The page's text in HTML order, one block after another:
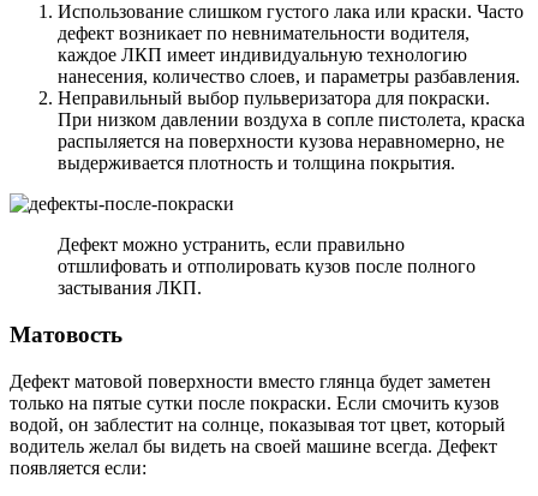
Использование слишком густого лака или краски. Часто
дефект возникает по невнимательности водителя,
каждое ЛКП имеет индивидуальную технологию
нанесения, количество слоев, и параметры разбавления.
Неправильный выбор пульверизатора для покраски.
При низком давлении воздуха в сопле пистолета, краска
распыляется на поверхности кузова неравномерно, не
выдерживается плотность и толщина покрытия.
Дефект можно устранить, если правильно
отшлифовать и отполировать кузов после полного
застывания ЛКП.
Матовость
Дефект матовой поверхности вместо глянца будет заметен
только на пятые сутки после покраски. Если смочить кузов
водой, он заблестит на солнце, показывая тот цвет, который
водитель желал бы видеть на своей машине всегда. Дефект
появляется если: